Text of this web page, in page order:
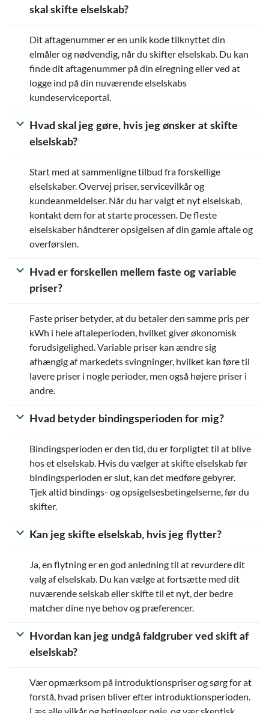
skal skifte elselskab?
Dit aftagenummer er en unik kode tilknyttet din
elmåler og nødvendig, når du skifter elselskab. Du kan
finde dit aftagenummer på din elregning eller ved at
logge ind på din nuværende elselskabs
kundeserviceportal.
Hvad skal jeg gøre, hvis jeg ønsker at skifte
elselskab?
Start med at sammenligne tilbud fra forskellige
elselskaber. Overvej priser, servicevilkår og
kundeanmeldelser. Når du har valgt et nyt elselskab,
kontakt dem for at starte processen. De fleste
elselskaber håndterer opsigelsen af din gamle aftale og
overførslen.
Hvad er forskellen mellem faste og variable
priser?
Faste priser betyder, at du betaler den samme pris per
kWh i hele aftaleperioden, hvilket giver økonomisk
forudsigelighed. Variable priser kan ændre sig
afhængig af markedets svingninger, hvilket kan føre til
lavere priser i nogle perioder, men også højere priser i
andre.
Hvad betyder bindingsperioden for mig?
Bindingsperioden er den tid, du er forpligtet til at blive
hos et elselskab. Hvis du vælger at skifte elselskab før
bindingsperioden er slut, kan det medføre gebyrer.
Tjek altid bindings- og opsigelsesbetingelserne, før du
skifter.
Kan jeg skifte elselskab, hvis jeg flytter?
Ja, en flytning er en god anledning til at revurdere dit
valg af elselskab. Du kan vælge at fortsætte med dit
nuværende selskab eller skifte til et nyt, der bedre
matcher dine nye behov og præferencer.
Hvordan kan jeg undgå faldgruber ved skift af
elselskab?
Vær opmærksom på introduktionspriser og sørg for at
forstå, hvad prisen bliver efter introduktionsperioden.